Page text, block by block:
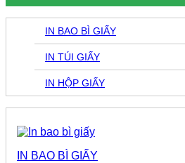
IN BAO BÌ GIẤY
IN TÚI GIẤY
IN HỘP GIẤY
IN BAO BÌ GIẤY